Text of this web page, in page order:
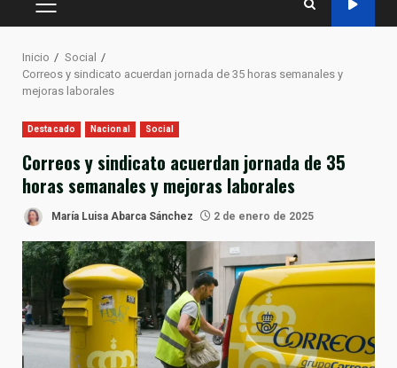
MENÚ
Inicio
Social
Correos y sindicato acuerdan jornada de 35 horas semanales y
mejoras laborales
Destacado Nacional Social
Correos y sindicato acuerdan jornada de 35
horas semanales y mejoras laborales
María Luisa Abarca Sánchez 2 de enero de 2025